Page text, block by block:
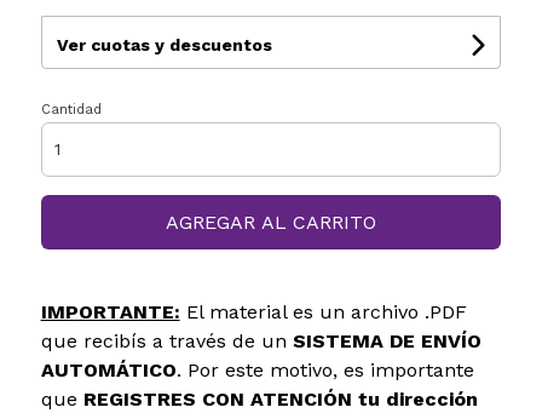
Ver cuotas y descuentos
Cantidad
AGREGAR AL CARRITO
IMPORTANTE: El material es un archivo .PDF
que recibís a través de un SISTEMA DE ENVÍO
AUTOMÁTICO. Por este motivo, es importante
que REGISTRES CON ATENCIÓN tu dirección